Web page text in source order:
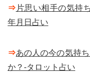
⇒ 片思い相手の気持
年月日占い
⇒あの人の今の気持
か？-タロット占い